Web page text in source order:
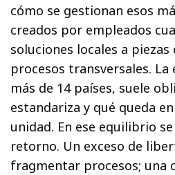
cómo se gestionan esos
creados por empleados
soluciones locales a
procesos transversales. La
más de 14 países, suele
estandariza y qué queda
unidad. En ese equilibrio
retorno. Un exceso de
fragmentar procesos; una